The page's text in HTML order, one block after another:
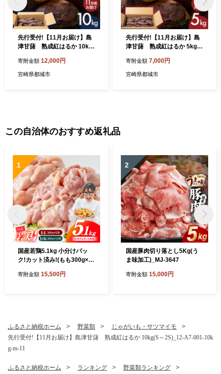
先行受付!【11月お届け】島
津甘藷 熟成紅はるか 10kg
1
寄附金額 12,000円
宮崎県都城市
先行受付!【11月お届け】島
津甘藷 熟成紅はるか 5kg(S
寄附金額 7,000円
宮崎県都城市
この自治体のおすすめ返礼品
1
国産若鶏5.1kg 小分けパッ
ク!カット済み!(もも300g×5
-007-N5100g
寄附金額 15,500円
2
国産豚肉切り落とし5Kg(う
ま味加工)_MJ-3647
寄附金額 15,000円
ふるさと納税ホーム 野菜類
じゃがいも・サツマイモ
先行受付!【11月お届け】島津甘藷 熟成紅はるか 10kg(S～2S)_12-A7-001-10k
g-m-11
ふるさと納税ホーム ランキング 野菜類ランキング